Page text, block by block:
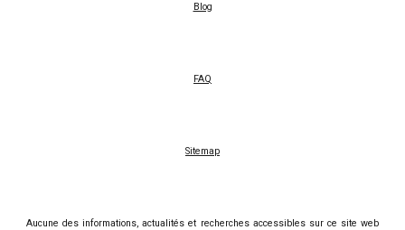
Blog
FAQ
Sitemap
Aucune des informations, actualités et recherches accessibles sur ce site web